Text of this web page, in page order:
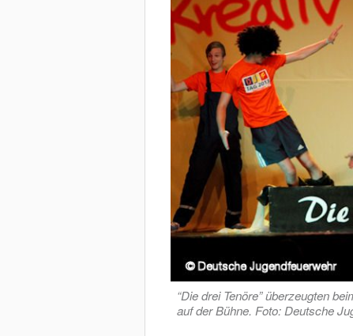
“Die drei Tenöre” überzeugten
auf der Bühne. Foto: Deutsche